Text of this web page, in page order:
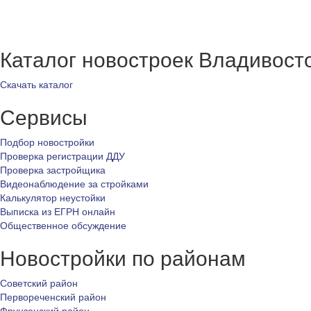
Каталог новостроек
Скачать каталог
Сервисы
Подбор новостройки
Проверка регистрации ДДУ
Проверка застройщика
Видеонаблюдение за стройками
Калькулятор неустойки
Выписка из ЕГРН онлайн
Общественное обсуждение
Новостройки по районам
Советский район
Первореченский район